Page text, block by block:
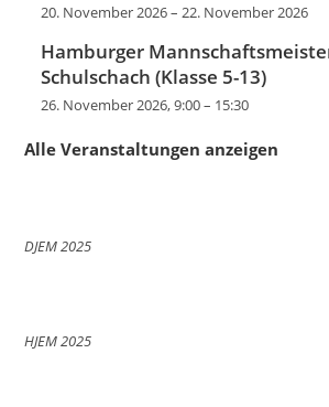
20. November 2026– 22. November 2026
Hamburger
Schulschach (Klasse 5-13)
26. November 2026, 9:00– 15:30
Alle Veranstaltungen anzeigen
DJEM 2025
HJEM 2025